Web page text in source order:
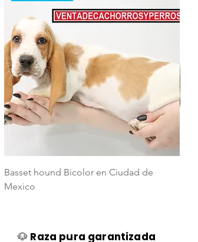
Basset hound Bicolor en Ciudad de
Mexico
🐶 Raza pura garantizada